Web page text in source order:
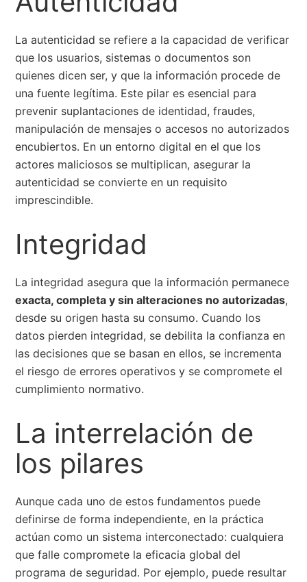
La autenticidad se refiere a la capacidad de verificar
que los usuarios, sistemas o documentos son
quienes dicen ser, y que la información procede de
una fuente legítima. Este pilar es esencial para
prevenir suplantaciones de identidad, fraudes,
manipulación de mensajes o accesos no autorizados
encubiertos. En un entorno digital en el que los
actores maliciosos se multiplican, asegurar la
autenticidad se convierte en un requisito
imprescindible.
Integridad
La integridad asegura que la información permanece
exacta, completa y sin alteraciones no autorizadas,
desde su origen hasta su consumo. Cuando los
datos pierden integridad, se debilita la confianza en
las decisiones que se basan en ellos, se incrementa
el riesgo de errores operativos y se compromete el
cumplimiento normativo.
La interrelación de
los pilares
Aunque cada uno de estos fundamentos puede
definirse de forma independiente, en la práctica
actúan como un sistema interconectado: cualquiera
que falle compromete la eficacia global del
programa de seguridad. Por ejemplo, puede resultar